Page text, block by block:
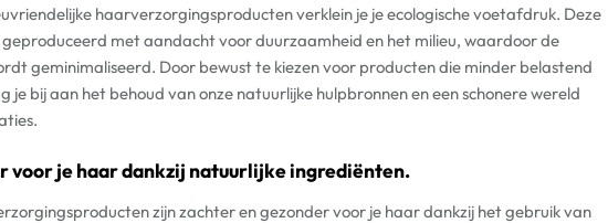
haarverzorgingsproducten verklein je je ecologische voetafdruk. Deze
met aandacht voor duurzaamheid en het milieu, waardoor de
geminimaliseerd. Door bewust te kiezen voor producten die minder belastend
je bij aan het behoud van onze natuurlijke hulpbronnen en een schonere wereld
voor je haar dankzij natuurlijke ingrediënten.
zijn zachter en gezonder voor je haar dankzij het gebruik van